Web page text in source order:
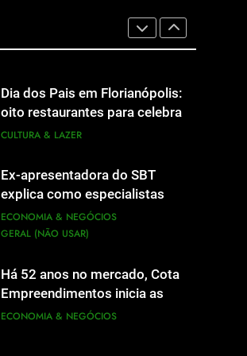
OCESC de Jornalismo está com
as inscrições abertas
Dia dos Pais em Florianópolis:
oito restaurantes para celebrar
a data em família
CULTURA & LAZER
Ex-apresentadora do SBT
explica como especialistas
viram fonte na mídia
ECONOMIA & NEGÓCIOS
GERAL (NÃO USAR)
Há 52 anos no mercado, Cota
Empreendimentos inicia as
obras do Cota 365 e apresenta
ECONOMIA & NEGÓCIOS